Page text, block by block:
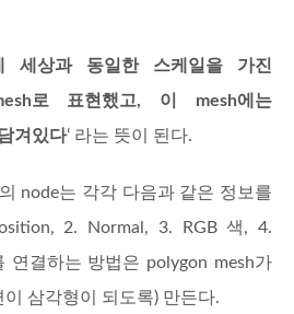
세상과 동일한 스케일을 가진
로 표현했고, 이 mesh에는
겨있다‘ 라는 뜻이 된다.
node는 각각 다음과 같은 정보를
2. Normal, 3. RGB 색, 4.
연결하는 방법은 polygon mesh가
삼각형이 되도록) 만든다.